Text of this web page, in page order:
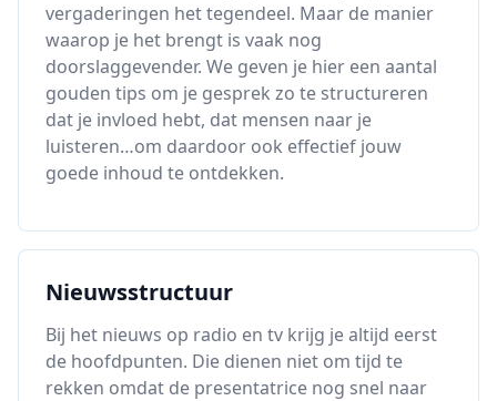
vergaderingen het tegendeel. Maar de manier
waarop je het brengt is vaak nog
doorslaggevender. We geven je hier een aantal
gouden tips om je gesprek zo te structureren
dat je invloed hebt, dat mensen naar je
luisteren…om daardoor ook effectief jouw
goede inhoud te ontdekken.
Nieuwsstructuur
Bij het nieuws op radio en tv krijg je altijd eerst
de hoofdpunten. Die dienen niet om tijd te
rekken omdat de presentatrice nog snel naar